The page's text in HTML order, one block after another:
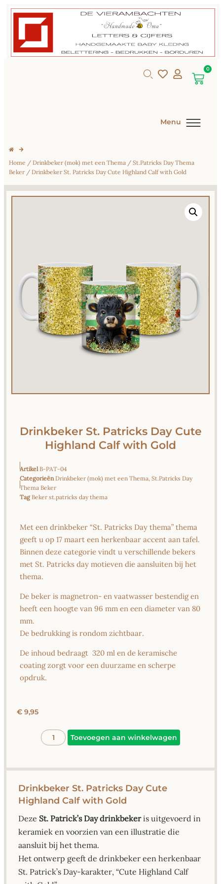
0
Menu
Home / Drinkbeker (mok) met een Thema / St.Patricks Day Thema
Beker / Drinkbeker St. Patricks Day Cute Highland Calf with Gold
Drinkbeker St. Patricks Day Cute
Highland Calf with Gold
Artikel B-PAT-04
Categorieën Drinkbeker (mok) met een Thema St.Patricks Day
Thema Beker
Tag Beker st.patricks day thema
Met een drinkbeker “St. Patricks Day thema” thema
geeft u op 17 maart een herkenbaar accent aan tafel.
Binnen deze categorie vindt u verschillende bekers
met St. Patricks day motieven die aansluiten bij het
thema.
De beker is magnetron- en vaatwasser bestendig en
heeft een hoogte van 96 mm en een diameter van 80
mm.
De bedrukking is rondom zichtbaar.
De inhoud bedraagt 320 ml en de keramische
coating zorgt voor een duurzame en scherpe
opdruk.
€ 9,95
Toevoegen aan winkelwagen
Drinkbeker St. Patricks Day Cute
Highland Calf with Gold
Deze St. Patrick’s Day drinkbekeris uitgevoerd in
keramiek en voorzien van een illustratie die
aansluit bij het thema.
Het ontwerp geeft de drinkbeker een herkenbaar
St. Patrick’s Day-karakter, “Cute Highland Calf